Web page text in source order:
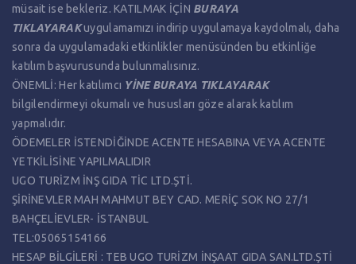
müsait ise bekleriz. KATILMAK İÇİN BURAYA
TIKLAYARAKuygulamamızı indirip uygulamaya kaydolmalı, daha
sonra da uygulamadaki etkinlikler menüsünden bu etkinliğe
katılım başvurusunda bulunmalısınız.
ÖNEMLİ: Her katılımcı YİNE BURAYA TIKLAYARAK
bilgilendirmeyi okumalı ve hususları göze alarak katılım
yapmalıdır.
ÖDEMELER İSTENDİĞİNDE ACENTE HESABINA VEYA ACENTE
YETKİLİSİNE YAPILMALIDIR
UGO TURİZM İNŞ GIDA TİC LTD.ŞTİ.
ŞİRİNEVLER MAH MAHMUT BEY CAD. MERİÇ SOK NO 27/1
BAHÇELİEVLER- İSTANBUL
TEL:05065154166
HESAP BİLGİLERİ : TEB UGO TURİZM İNŞAAT GIDA SAN.LTD.ŞTİ